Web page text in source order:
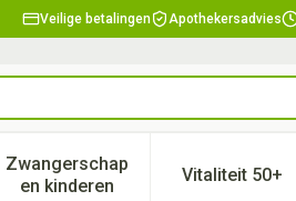
Veilige betalingen Apothekersadvies
verzorging en hygiëne categorie
voor Dieet, voeding en
Zwangerschap
en kinderenToon submenu voorVitaliteit 50+
Toon